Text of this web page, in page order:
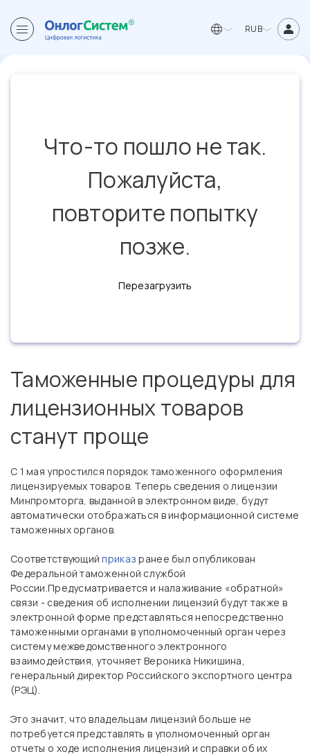
RUB
Что-то пошло не так.
Пожалуйста,
повторите попытку
позже.
Перезагрузить
Таможенные процедуры для
лицензионных товаров
станут проще
С 1 мая упростился порядок таможенного оформления
лицензируемых товаров. Теперь сведения о лицензии
Минпромторга, выданной в электронном виде, будут
автоматически отображаться в информационной системе
таможенных органов.
Соответствующийприказ ранее был опубликован
Федеральной таможенной службой
России.Предусматривается и налаживание «обратной»
связи - сведения об исполнении лицензий будут также в
электронной форме представляться непосредственно
таможенными органами в уполномоченный орган через
систему межведомственного электронного
взаимодействия, уточняет Вероника Никишина,
генеральный директор Российского экспортного центра
(РЭЦ).
Это значит, что владельцам лицензий больше не
потребуется представлять в уполномоченный орган
отчеты о ходе исполнения лицензий и справки об их